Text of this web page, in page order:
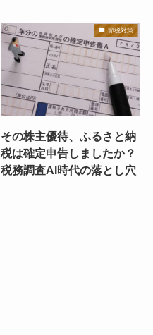
節税対策
その株主優待、ふるさと納
税は確定申告しましたか？
税務調査AI時代の落とし穴